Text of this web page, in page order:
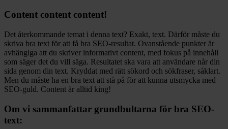
Content content content!
Det återkommande temat i denna text? Exakt, text. Därför måste du
skriva bra text för att få bra SEO-resultat. Ovanstående punkter är
avhängiga att du skriver informativt content, med fokus på innehåll
som säger det du vill säga. Resultatet ska vara att användare når din
sida genom din text. Kryddat med rätt sökord och sökfraser, såklart.
Men du måste ha en bra text att stå på för att kunna utsmycka med
SEO-guld. Content är alltid king!
Om vi sammanfattar grundbultarna för bra SEO-
text: